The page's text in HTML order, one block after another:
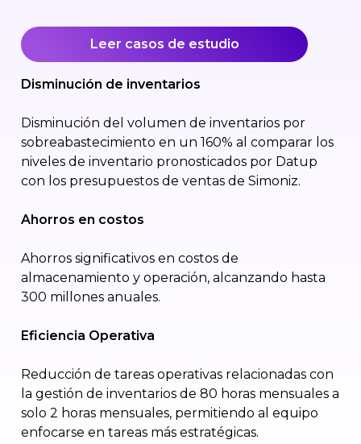
Leer casos de estudio
Disminución de inventarios
Disminución del volumen de inventarios por
sobreabastecimiento en un 160% al comparar los
niveles de inventario pronosticados por Datup
con los presupuestos de ventas de Simoniz.
Ahorros en costos
Ahorros significativos en costos de
almacenamiento y operación, alcanzando hasta
300 millones anuales.
Eficiencia Operativa
Reducción de tareas operativas relacionadas con
la gestión de inventarios de 80 horas mensuales a
solo 2 horas mensuales, permitiendo al equipo
enfocarse en tareas más estratégicas.